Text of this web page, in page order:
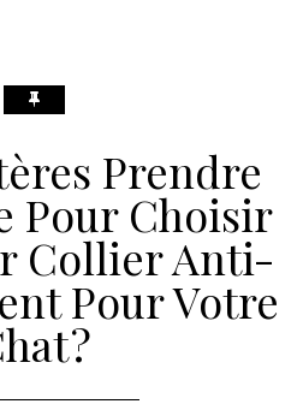
Prendre
Pour Choisir
Collier Anti-
Pour Votre
?